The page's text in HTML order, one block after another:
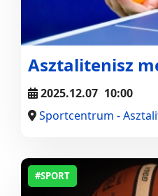
Asztalitenisz
2025.12.07 10:00
Sportcentrum -
#SPORT